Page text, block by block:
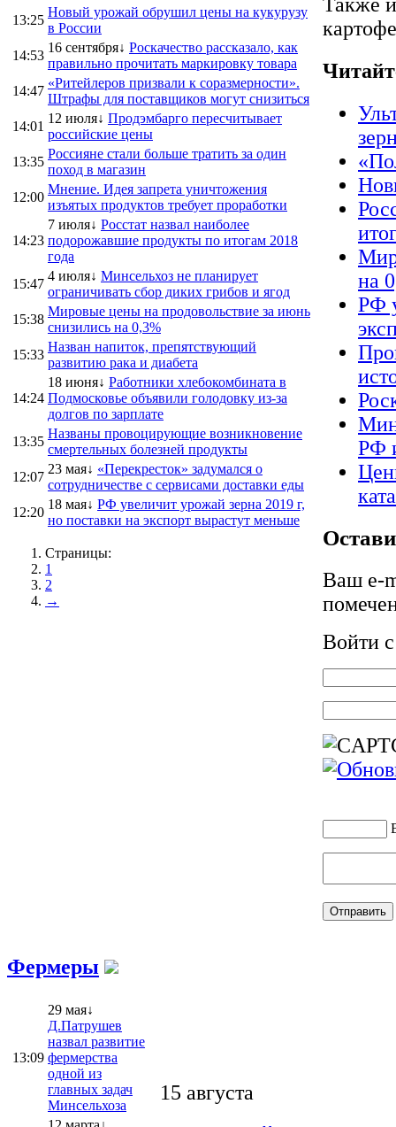
13:25
Новый урожай обрушил цены на кукурузу
в России
14:53
16 сентября↓ Роскачество рассказало, как
правильно прочитать маркировку товара
14:47
«Ритейлеров призвали к соразмерности».
Штрафы для поставщиков могут снизиться
14:01
12 июля↓ Продэмбарго пересчитывает
российские цены
13:35
Россияне стали больше тратить за один
поход в магазин
12:00
Мнение. Идея запрета уничтожения
изъятых продуктов требует проработки
14:23
7 июля↓ Росстат назвал наиболее
подорожавшие продукты по итогам 2018
года
15:47
4 июля↓ Минсельхоз не планирует
ограничивать сбор диких грибов и ягод
15:38
Мировые цены на продовольствие за июнь
снизились на 0,3%
15:33
Назван напиток, препятствующий
развитию рака и диабета
14:24
18 июня↓ Работники хлебокомбината в
Подмосковье объявили голодовку из-за
долгов по зарплате
13:35
Названы провоцирующие возникновение
смертельных болезней продукты
12:07
23 мая↓ «Перекресток» задумался о
сотрудничестве с сервисами доставки еды
12:20
18 мая↓ РФ увеличит урожай зерна 2019 г,
но поставки на экспорт вырастут меньше
Страницы:
1
2
→
на
РФ
РФ
Ваш e-
Войти
Фермеры
13:09
29 мая↓
Д.Патрушев
назвал развитие
фермерства
одной из
главных задач
Минсельхоза
15 августа